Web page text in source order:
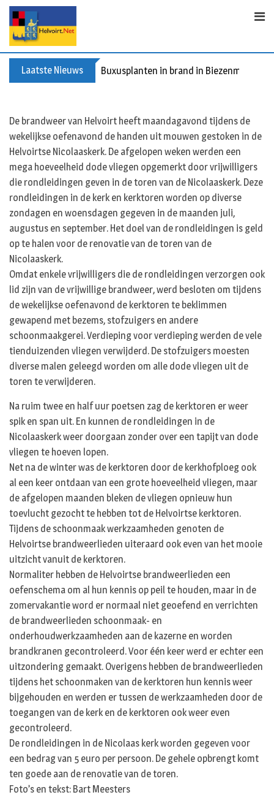
p
Laatste Nieuws Buxusplanten in brand in Biezenmortel,
De brandweer van Helvoirt heeft maandagavond tijdens de
wekelijkse oefenavond de handen uit mouwen gestoken in de
Helvoirtse Nicolaaskerk. De afgelopen weken werden een
mega hoeveelheid dode vliegen opgemerkt door vrijwilligers
die rondleidingen geven in de toren van de Nicolaaskerk. Deze
rondleidingen in de kerk en kerktoren worden op diverse
zondagen en woensdagen gegeven in de maanden juli,
augustus en september. Het doel van de rondleidingen is geld
op te halen voor de renovatie van de toren van de
Nicolaaskerk.
Omdat enkele vrijwilligers die de rondleidingen verzorgen ook
lid zijn van de vrijwillige brandweer, werd besloten om tijdens
de wekelijkse oefenavond de kerktoren te beklimmen
gewapend met bezems, stofzuigers en andere
schoonmaakgerei. Verdieping voor verdieping werden de vele
tienduizenden vliegen verwijderd. De stofzuigers moesten
diverse malen geleegd worden om alle dode vliegen uit de
toren te verwijderen.
Na ruim twee en half uur poetsen zag de kerktoren er weer
spik en span uit. En kunnen de rondleidingen in de
Nicolaaskerk weer doorgaan zonder over een tapijt van dode
vliegen te hoeven lopen.
Net na de winter was de kerktoren door de kerkhofploeg ook
al een keer ontdaan van een grote hoeveelheid vliegen, maar
de afgelopen maanden bleken de vliegen opnieuw hun
toevlucht gezocht te hebben tot de Helvoirtse kerktoren.
Tijdens de schoonmaak werkzaamheden genoten de
Helvoirtse brandweerlieden uiteraard ook even van het mooie
uitzicht vanuit de kerktoren.
Normaliter hebben de Helvoirtse brandweerlieden een
oefenschema om al hun kennis op peil te houden, maar in de
zomervakantie word er normaal niet geoefend en verrichten
de brandweerlieden schoonmaak- en
onderhoudwerkzaamheden aan de kazerne en worden
brandkranen gecontroleerd. Voor één keer werd er echter een
uitzondering gemaakt. Overigens hebben de brandweerlieden
tijdens het schoonmaken van de kerktoren hun kennis weer
bijgehouden en werden er tussen de werkzaamheden door de
toegangen van de kerk en de kerktoren ook weer even
gecontroleerd.
De rondleidingen in de Nicolaas kerk worden gegeven voor
een bedrag van 5 euro per persoon. De gehele opbrengt komt
ten goede aan de renovatie van de toren.
Foto’s en tekst: Bart Meesters